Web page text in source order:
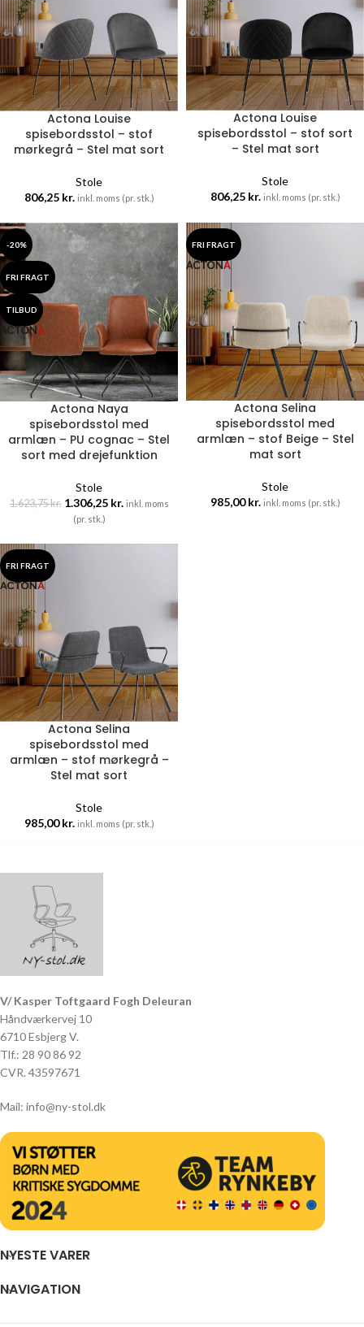
Actona Louise
spisebordsstol – stof
mørkegrå – Stel mat sort
Stole
806,25 kr. inkl. moms (pr. stk.)
Actona Louise
spisebordsstol – stof sort
– Stel mat sort
Stole
806,25 kr. inkl. moms (pr. stk.)
-20%
FRI FRAGT
TILBUD
Actona Naya
spisebordsstol med
armlæn – PU cognac – Stel
sort med drejefunktion
Stole
1.623,75kr. 1.306,25 kr. inkl. moms
(pr. stk.)
FRI FRAGT
Actona Selina
spisebordsstol med
armlæn – stof Beige – Stel
mat sort
Stole
985,00kr. inkl. moms (pr. stk.)
FRI FRAGT
Actona Selina
spisebordsstol med
armlæn – stof mørkegrå –
Stel mat sort
Stole
985,00kr. inkl. moms (pr. stk.)
V/ Kasper Toftgaard Fogh Deleuran
Håndværkervej 10
6710 Esbjerg V.
Tlf.: 28 90 86 92
CVR. 43597671
Mail: info@ny-stol.dk
NYESTE VARER
NAVIGATION